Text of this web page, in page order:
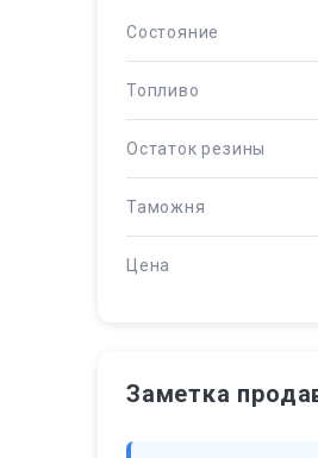
Состояние
Топливо
Остаток резины
Таможня
Цена
Заметка